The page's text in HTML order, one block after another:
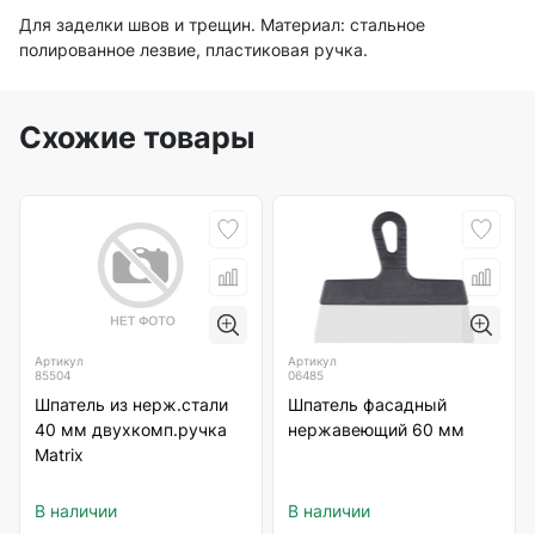
Для заделки швов и трещин. Материал: стальное
полированное лезвие, пластиковая ручка.
Схожие товары
Артикул
85504
Шпатель из нерж.стали
40 мм двухкомп.ручка
Matrix
В наличии
Артикул
06485
Шпатель фасадный
нержавеющий 60 мм
В наличии